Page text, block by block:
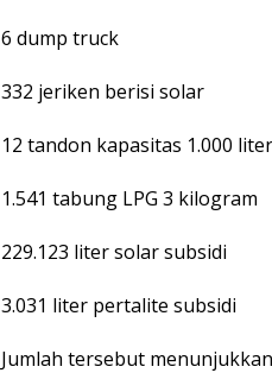
6 dump truck
332 jeriken berisi solar
12 tandon kapasitas 1.000 liter
1.541 tabung LPG 3 kilogram
229.123 liter solar subsidi
3.031 liter pertalite subsidi
Jumlah tersebut